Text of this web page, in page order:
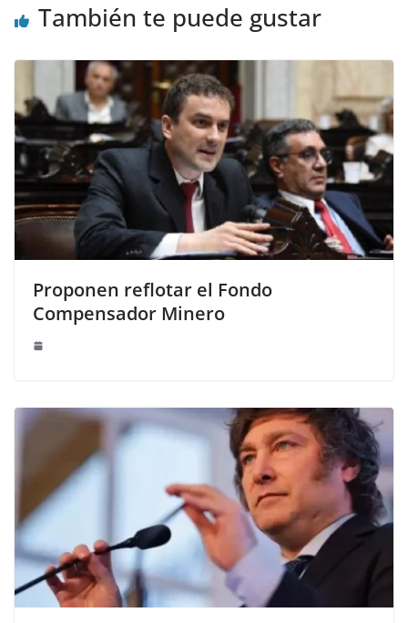
También te puede gustar
Proponen reflotar el Fondo
Compensador Minero